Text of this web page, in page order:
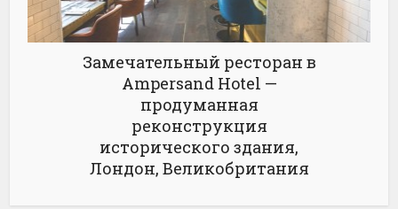
Замечательный ресторан в
Ampersand Hotel —
продуманная
реконструкция
исторического здания,
Лондон, Великобритания